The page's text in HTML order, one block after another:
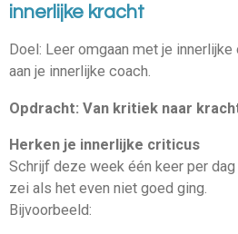
innerlijke kracht
Doel: Leer omgaan met je
aan je innerlijke coach.
Opdracht: Van kritiek naar
Herken je innerlijke criticus
Schrijf deze week één keer per
zei als het even niet goed ging.
Bijvoorbeeld: